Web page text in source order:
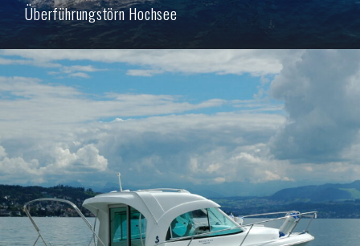
Überführungstörn Hochsee